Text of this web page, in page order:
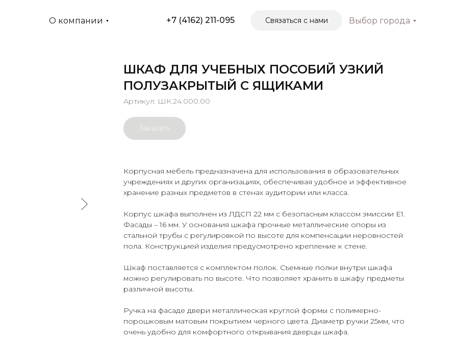
+7 (4162) 211-095 Связаться с нами
О компании Выбор города
ШКАФ ДЛЯ УЧЕБНЫХ ПОСОБИЙ УЗКИЙ
ПОЛУЗАКРЫТЫЙ С ЯЩИКАМИ
Артикул: ШК.24.000.00
Заказать
Корпусная мебель предназначена для использования в образовательных
учреждениях и других организациях, обеспечивая удобное и эффективное
хранение разных предметов в стенах аудитории или класса.
Корпус шкафа выполнен из ЛДСП 22 мм с безопасным классом эмиссии Е1.
Фасады – 16 мм. У основания шкафа прочные металлические опоры из
стальной трубы с регулировкой по высоте для компенсации неровностей
пола. Конструкцией изделия предусмотрено крепление к стене.
Шкаф поставляется с комплектом полок. Съемные полки внутри шкафа
можно регулировать по высоте. Что позволяет хранить в шкафу предметы
различной высоты.
Ручка на фасаде двери металлическая круглой формы с полимерно-
порошковым матовым покрытием черного цвета. Диаметр ручки 25мм, что
очень удобно для комфортного открывания дверцы шкафа.